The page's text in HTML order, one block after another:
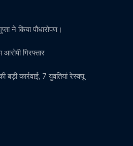
ने किया पौधारोपण।
गिरफ्तार
बड़ी कार्रवाई, 7 युवतियां रेस्क्यू,